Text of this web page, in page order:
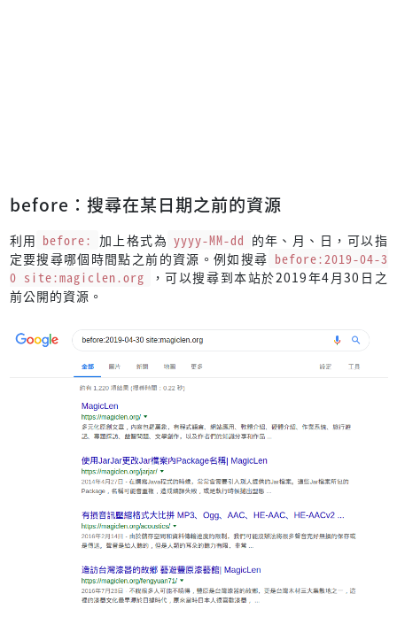
before：搜尋在某日期之前的資源
利用 before: 加上格式為 yyyy-MM-dd 的年、月、日，可以指
定要搜尋哪個時間點之前的資源。例如搜尋 before:2019-04-3
0 site:magiclen.org
，可以搜尋到本站於2019年4月30日之
前公開的資源。